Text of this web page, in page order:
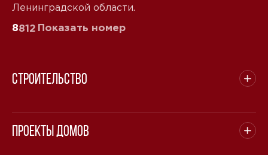
Ленинградской области.
8812 Показать номер
Строительство
Проекты домов